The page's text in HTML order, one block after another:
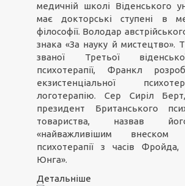
медичній школі Віденського
має докторські ступені в
філософії. Володар
знака «За науку й мистецтво».
званої Третьої
психотерапії, Франкл
екзистенціальної
логотерапію. Сер Сиріл
президент Британського
товариства, назвав
«найважливішим
психотерапії з часів
Юнга».
Детальніше